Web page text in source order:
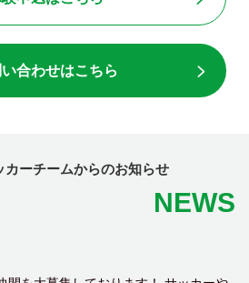
合わせはこちら
ーチームからのお知らせ
NEWS